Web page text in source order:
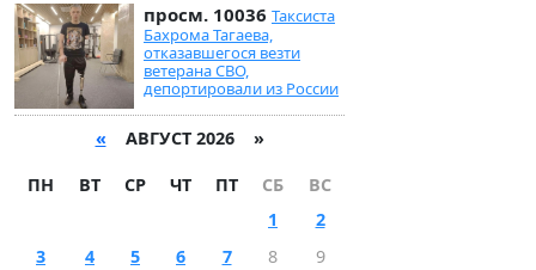
просм. 10036 Таксиста
Бахрома Тагаева,
отказавшегося везти
ветерана СВО,
депортировали из России
« АВГУСТ 2026 »
ПН ВТ СР ЧТ ПТ СБ
ВС
1
2
3
4 5 6 7 8
9